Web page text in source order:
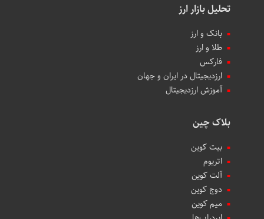
تحلیل بازار ارز
بانک و ارز
طلا و ارز
فارکس
ارزدیجیتال در ایران و جهان
آموزش ارزدیجیتال
بلاک چین
بیت کوین
اتریوم
آلت کوین
دوج کوین
میم کوین‌